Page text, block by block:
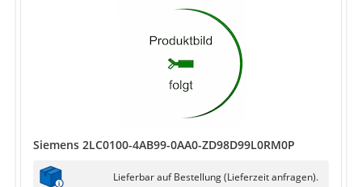
Siemens 2LC0100-4AB99-0AA0-ZD98D99L0RM0P
Lieferbar auf Bestellung (Lieferzeit anfragen).